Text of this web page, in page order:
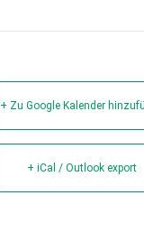
+ Zu Google Kalender
+ iCal / Outlook export